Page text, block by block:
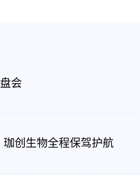
会
创生物全程保驾护航